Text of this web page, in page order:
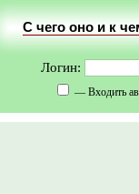
С чего оно и к
Логин:
— Входить